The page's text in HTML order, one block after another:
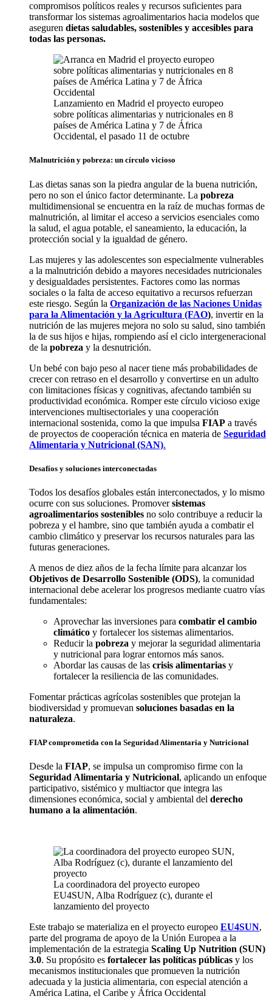
compromisos políticos reales y recursos suficientes para
transformar los sistemas agroalimentarios hacia modelos que
aseguren dietas saludables, sostenibles y accesibles para
todas las personas.
Lanzamiento en Madrid el proyecto europeo
sobre políticas alimentarias y nutricionales en 8
países de América Latina y 7 de África
Occidental, el pasado 11 de octubre
Malnutrición y pobreza: un círculo vicioso
Las dietas sanas son la piedra angular de la buena nutrición,
pero no son el único factor determinante. La pobreza
multidimensional se encuentra en la raíz de muchas formas de
malnutrición, al limitar el acceso a servicios esenciales como
la salud, el agua potable, el saneamiento, la educación, la
protección social y la igualdad de género.
Las mujeres y las adolescentes son especialmente vulnerables
a la malnutrición debido a mayores necesidades nutricionales
y desigualdades persistentes. Factores como las normas
sociales o la falta de acceso equitativo a recursos refuerzan
este riesgo. Según la Organización de las Naciones Unidas
para la Alimentación y la Agricultura (FAO), invertir en la
nutrición de las mujeres mejora no solo su salud, sino también
la de sus hijos e hijas, rompiendo así el ciclo intergeneracional
de la pobreza y la desnutrición.
Un bebé con bajo peso al nacer tiene más probabilidades de
crecer con retraso en el desarrollo y convertirse en un adulto
con limitaciones físicas y cognitivas, afectando también su
productividad económica. Romper este círculo vicioso exige
intervenciones multisectoriales y una cooperación
internacional sostenida, como la que impulsa FIAP a través
de proyectos de cooperación técnica en materia de Seguridad
Alimentaria y Nutricional (SAN).
Desafíos y soluciones interconectadas
Todos los desafíos globales están interconectados, y lo mismo
ocurre con sus soluciones. Promoversistemas
agroalimentarios sostenibles no solo contribuye a reducir la
pobreza y el hambre, sino que también ayuda a combatir el
cambio climático y preservar los recursos naturales para las
futuras generaciones.
A menos de diez años de la fecha límite para alcanzar los
Objetivos de Desarrollo Sostenible (ODS), la comunidad
internacional debe acelerar los progresos mediante cuatro vías
fundamentales:
Aprovechar las inversiones para combatir el cambio
climático y fortalecer los sistemas alimentarios.
Reducir la pobreza y mejorar la seguridad alimentaria
y nutricional para lograr entornos más sanos.
Abordar las causas de las crisis alimentarias y
fortalecer la resiliencia de las comunidades.
Fomentar prácticas agrícolas sostenibles que protejan la
biodiversidad y promuevan soluciones basadas en la
naturaleza.
FIAP comprometida con la Seguridad Alimentaria y Nutricional
Desde la FIAP, se impulsa un compromiso firme con la
Seguridad Alimentaria y Nutricional, aplicando un enfoque
participativo, sistémico y multiactor que integra las
dimensiones económica, social y ambiental del derecho
humano a la alimentación.
La coordinadora del proyecto europeo
EU4SUN, Alba Rodríguez (c), durante el
lanzamiento del proyecto
Este trabajo se materializa en el proyecto europeo EU4SUN,
parte del programa de apoyo de la Unión Europea a la
implementación de la estrategia Scaling Up Nutrition (SUN)
3.0. Su propósito es fortalecer las políticas públicas y los
mecanismos institucionales que promueven la nutrición
adecuada y la justicia alimentaria, con especial atención a
América Latina, el Caribe y África Occidental